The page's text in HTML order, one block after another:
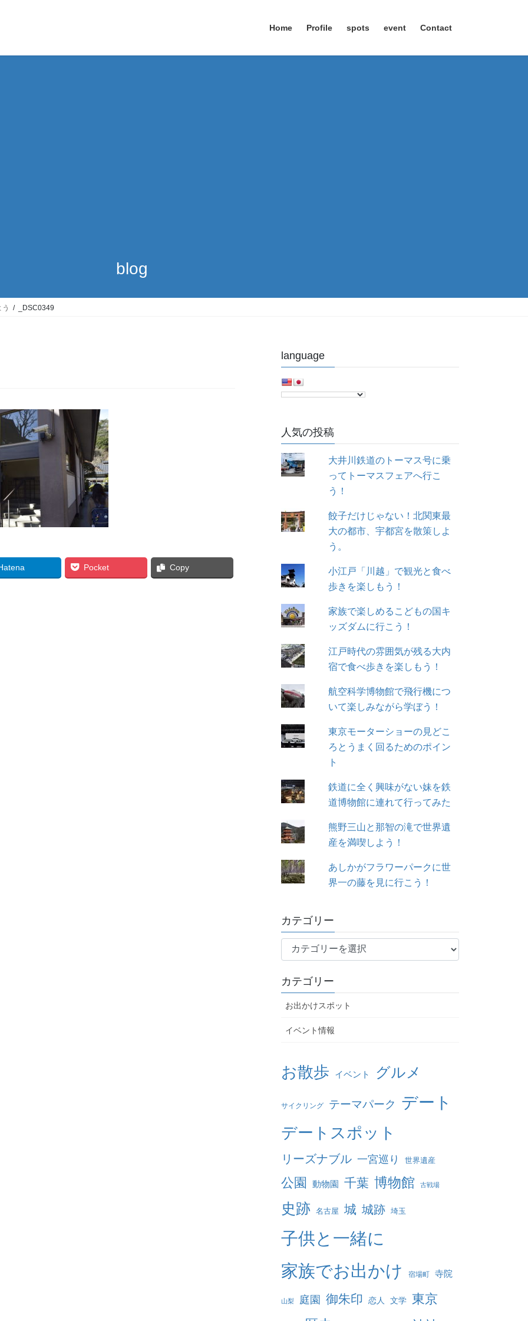
Home Profile spots event Contact
blog
_DSC0349
Pocket Copy
language
人気の投稿
大井川鉄道のトーマス号に乗
ってトーマスフェアへ行こ
う！
餃子だけじゃない！北関東最
大の都市、宇都宮を散策しよ
う。
小江戸「川越」で観光と食べ
歩きを楽しもう！
家族で楽しめるこどもの国キ
ッズダムに行こう！
江戸時代の雰囲気が残る大内
宿で食べ歩きを楽しもう！
航空科学博物館で飛行機につ
いて楽しみながら学ぼう！
東京モーターショーの見どこ
ろとうまく回るためのポイン
ト
鉄道に全く興味がない妹を鉄
道博物館に連れて行ってみた
熊野三山と那智の滝で世界遺
産を満喫しよう！
あしかがフラワーパークに世
界一の藤を見に行こう！
カテゴリー
テ
リ
ー
カテゴリー
お出かけスポット
イベント情報
お散歩 イベント グルメ
サイクリング テーマパーク デート
デートスポット
リーズナブル 一宮巡り 世界遺産
公園 動物園 千葉 博物館 古戦場
史跡 名古屋 城 城跡 埼玉
子供と一緒に
家族でお出かけ 宿場町 寺院
山梨 庭園 御朱印 恋人 文学 東京